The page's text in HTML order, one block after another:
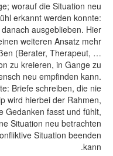
worauf die Situation neu
erkannt werden konnte:
ausgeblieben. Hier
weiteren Ansatz mehr.
(Berater, Therapeut,
zu kreieren, in Gange zu
neu empfinden kann.
Briefe schreiben, die nie
wird hierbei der Rahmen,
Gedanken fasst und fühlt,
Situation neu betrachten
Situation beenden
kann.